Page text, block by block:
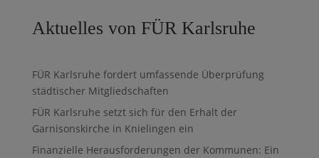
Aktuelles von FÜR Karlsruhe
FÜR Karlsruhe fordert umfassende Überprüfung
städtischer Mitgliedschaften
FÜR Karlsruhe setzt sich für den Erhalt der
Garnisonskirche in Knielingen ein
Finanzielle Herausforderungen der Kommunen: Ein